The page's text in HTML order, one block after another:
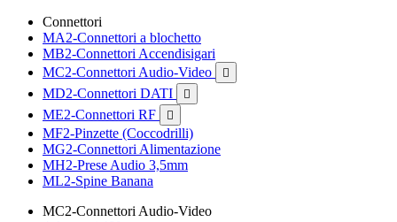
Connettori
MA2-Connettori a blochetto
MB2-Connettori Accendisigari
MC2-Connettori Audio-Video

MD2-Connettori DATI 
ME2-Connettori RF 
MF2-Pinzette (Coccodrilli)
MG2-Connettori Alimentazione
MH2-Prese Audio 3,5mm
ML2-Spine Banana
MC2-Connettori Audio-Video